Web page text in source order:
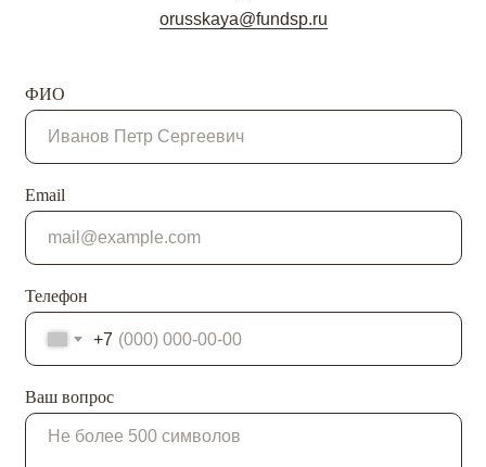
orusskaya@fundsp.ru
ФИО
Email
Телефон
+7
Ваш вопрос